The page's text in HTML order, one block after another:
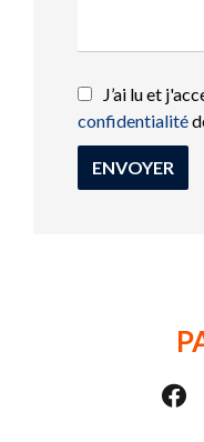
J’ai lu et
confidentialité
ENVOYER